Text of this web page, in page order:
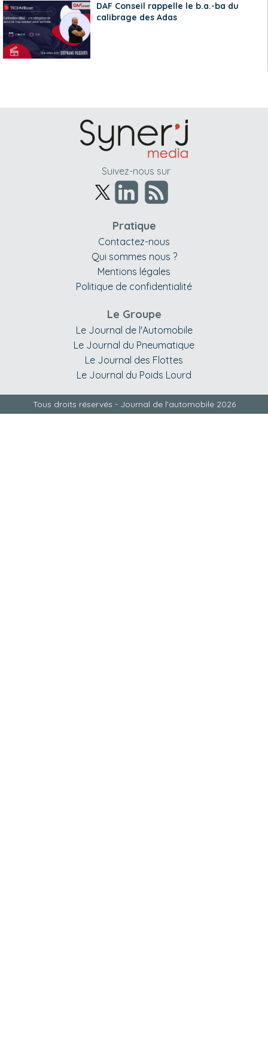
DAF Conseil rappelle le b.a.-ba du
calibrage des Adas
Suivez-nous sur
Pratique
Contactez-nous
Qui sommes nous ?
Mentions légales
Politique de confidentialité
Le Groupe
Le Journal de l'Automobile
Le Journal du Pneumatique
Le Journal des Flottes
Le Journal du Poids Lourd
Tous droits réservés - Journal de l'automobile 2026